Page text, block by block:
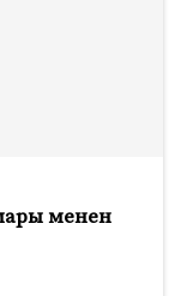
менен